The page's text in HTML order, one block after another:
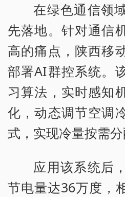
在绿色通信领
先落地。针对通信
高的痛点，陕西移
部署AI群控系统。
习算法，实时感知
化，动态调节空调
式，实现冷量按需分
应用该系统后
节电量达36万度，